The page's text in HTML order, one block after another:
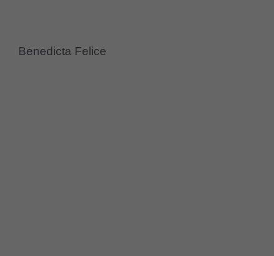
Benedicta Felice